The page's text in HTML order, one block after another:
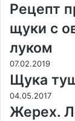
Рецепт
щуки с
луком
07.02.2019
Щука
04.05.2017
Жерех.